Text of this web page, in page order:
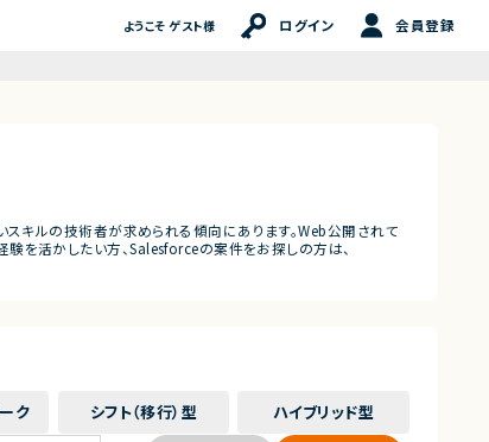
ようこそ ゲスト様 ログイン 会員登録
キルの技術者が求められる傾向にあります。Web公開されて
を活かしたい方、Salesforceの案件をお探しの方は、
ク シフト（移行） 型 ハイブリッド型